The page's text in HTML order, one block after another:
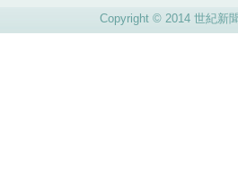
Copyright © 2014 世紀新